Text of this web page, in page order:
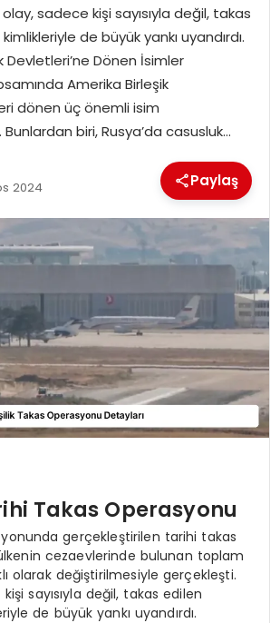
sadece kişi sayısıyla değil, takas
de büyük yankı uyandırdı.
Devletleri’ne Dönen İsimler
Amerika Birleşik
dönen üç önemli isim
biri, Rusya’da casusluk…
2024 Paylaş
Takas Operasyonu
gerçekleştirilen tarihi takas
cezaevlerinde bulunan toplam
olarak değiştirilmesiyle gerçekleşti.
sayısıyla değil, takas edilen
de büyük yankı uyandırdı.